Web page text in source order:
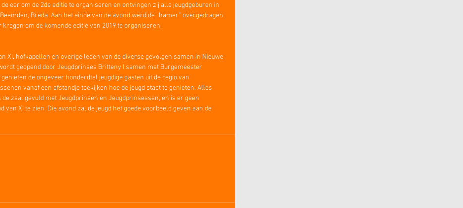
eer om de 2de editie te organiseren en ontvingen zij alle jeugdgeburen in
Breda. Aan het einde van de avond werd de “hamer” overgedragen
om de komende editie van 2019 te organiseren.
XI, hofkapellen en overige leden van de diverse gevolgen samen in Nieuwe
geopend door Jeugdprinses Britteny I samen met Burgemeester
de ongeveer honderdtal jeugdige gasten uit de regio van
vanaf een afstandje toekijken hoe de jeugd staat te genieten. Alles
de zaal gevuld met Jeugdprinsen en Jeugdprinsessen, en is er geen
XI te zien. Die avond zal de jeugd het goede voorbeeld geven aan de